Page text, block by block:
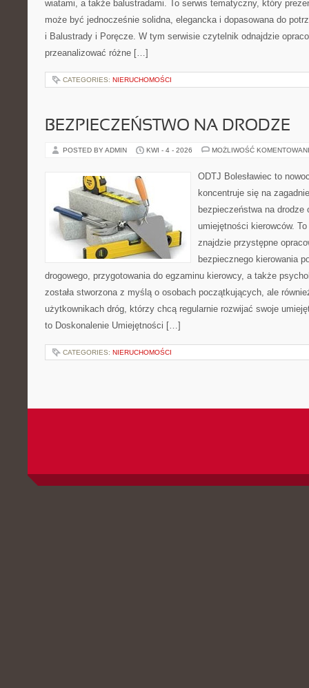
wiatami, a także balustradami. To serwis tematyczny, który
może być jednocześnie solidna, elegancka i dopasowana do
i Balustrady i Poręcze. W tym serwisie czytelnik odnajdzie
przeanalizować różne […]
CATEGORIES: NIERUCHOMOŚCI
BEZPIECZEŃSTWO NA DRODZE
POSTED BY ADMIN KWI - 4 - 2026 MOŻLIWOŚĆ
ODTJ Bolesławiec to
koncentruje się na
bezpieczeństwa na drodze
umiejętności kierowców.
znajdzie przystępne
bezpiecznego kierowania
drogowego, przygotowania do egzaminu kierowcy, a także
została stworzona z myślą o osobach początkujących, ale
użytkownikach dróg, którzy chcą regularnie rozwijać swoje
to Doskonalenie Umiejętności […]
CATEGORIES: NIERUCHOMOŚCI